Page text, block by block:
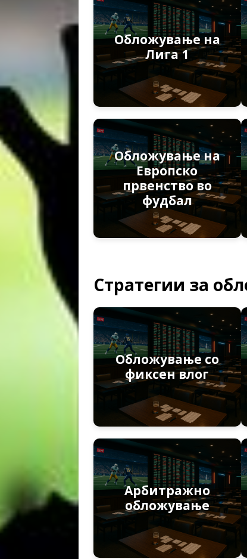
Обложување на
Лига 1
Обложување на
Европско
првенство во
фудбал
Стратегии за
Обложување со
фиксен влог
Арбитражно
обложување